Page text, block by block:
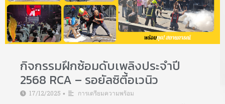
กิจกรรมฝึกซ้อมดับเพลิงประจำปี
2568 RCA – รอยัลซิตี้อเวนิว
17/12/2025 • การเตรียมความพร้อม